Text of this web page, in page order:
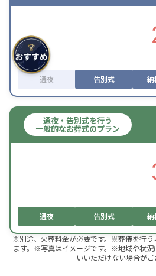
通夜 告別式 納
通夜・告別式を行う
一般的なお葬式のプラン
通夜 告別式 納
※別途、火葬料金が必要です。※葬儀を行う
ます。※写真はイメージです。※地域や状況
いいただけない場合がご